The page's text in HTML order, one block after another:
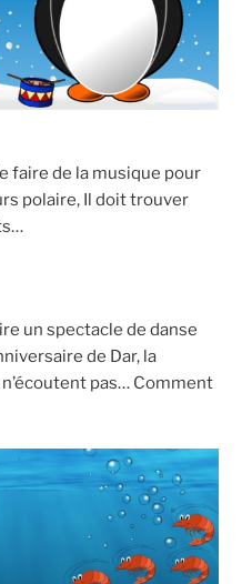
faire de la musique pour
polaire, Il doit trouver
un spectacle de danse
de Dar, la
pas… Comment